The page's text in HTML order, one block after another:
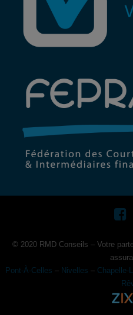
© 2020 RMD Conseils – Votre
Pont-À-Celles – Nivelles – Chapelle-